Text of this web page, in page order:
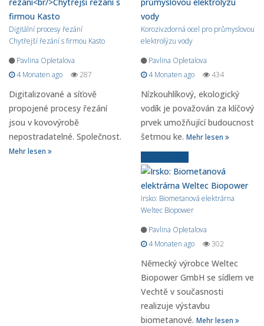
Digitální procesy řezání
Chytřejší řezání s firmou Kasto
Pavlina Opletalova
4 Monaten ago
287
Digitalizované a síťově
propojené procesy řezání
jsou v kovovýrobě
nepostradatelné. Společnost.
Mehr lesen
Korozivzdorná ocel pro průmyslovou
elektrolýzu vody
Pavlina Opletalova
4 Monaten ago
434
Nízkouhlíkový, ekologický
vodík je považován za klíčový
prvek umožňující budoucnost
šetrnou ke. Mehr lesen
Irsko: Biometanová elektrárna
Weltec Biopower
Pavlina Opletalova
4 Monaten ago
302
Německý výrobce Weltec
Biopower GmbH se sídlem ve
Vechtě v současnosti
realizuje výstavbu
biometanové. Mehr lesen